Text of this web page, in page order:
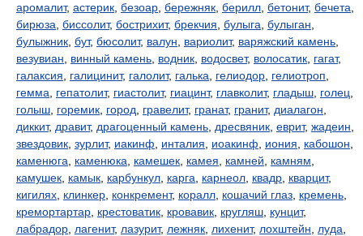
аромалит, астерик безоар бережняк берилл бетонит, бечета
бирюза биссолит, бострихит, брекчия булыга булыган
булыжник бут, бюсолит, валун вариолит, варяжский камень
везувиан
винный камень водник водосвет, волосатик гагат,
галаксия
галицинит, галолит, галька гелиодор гелиотроп
гемма
гепатолит, гиастолит, гиацинт, главколит, гладыш голец
голыш горемик город гравелит, гранат, гранит, диалагон
диккит, дравит, драгоценный камень дресвяник еврит, жадеин
звездовик зурлит, иакинф инталия иоакинф иония кабошон
каменюга
каменюка камешек камея камней камням
камушек камык карбункул карга карнеол квадр кварцит,
кигилях клинкер конкремент, коралл кошачий глаз кремень
кремортартар крестоватик кровавик кругляш кунцит,
лабрадор лагенит, лазурит, лежняк лихенит, лохштейн луда